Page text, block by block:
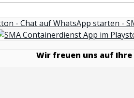
Wir freuen uns auf Ihre